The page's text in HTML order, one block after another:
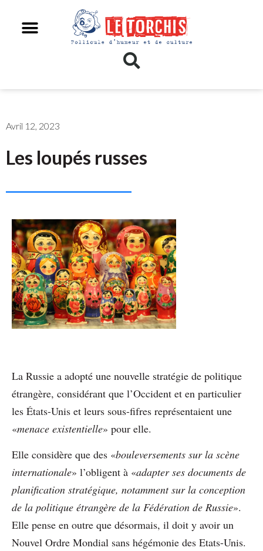
Avril 12, 2023
Les loupés russes
La Russie a adopté une nouvelle stratégie de politique
étrangère, considérant que l’Occident et en particulier
les États-Unis et leurs sous-fifres représentaient une
«menace existentielle» pour elle.
Elle considère que des «bouleversements sur la scène
internationale» l’obligent à «adapter ses documents de
planification stratégique, notamment sur la conception
de la politique étrangère de la Fédération de Russie».
Elle pense en outre que désormais, il doit y avoir un
Nouvel Ordre Mondial sans hégémonie des Etats-Unis.